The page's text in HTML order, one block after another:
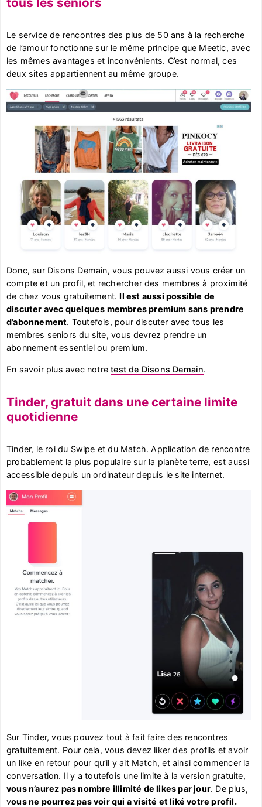
Le service de rencontres des plus de 50 ans à la recherche
de l’amour fonctionne sur le même principe que Meetic, avec
les mêmes avantages et inconvénients. C’est normal, ces
deux sites appartiennent au même groupe.
Donc, sur Disons Demain, vous pouvez aussi vous créer un
compte et un profil, et rechercher des membres à proximité
de chez vous gratuitement. Il est aussi possible de
discuter avec quelques membres premium sans prendre
d’abonnement. Toutefois, pour discuter avec tous les
membres seniors du site, vous devrez prendre un
abonnement essentiel ou premium.
En savoir plus avec notretest de Disons Demain.
Tinder, gratuit dans une certaine limite
quotidienne
Tinder, le roi du Swipe et du Match. Application de rencontre
probablement la plus populaire sur la planète terre, est aussi
accessible depuis un ordinateur depuis le site internet.
Sur Tinder, vous pouvez tout à fait faire des rencontres
gratuitement. Pour cela, vous devez liker des profils et avoir
un like en retour pour qu’il y ait Match, et ainsi commencer la
conversation. Il y a toutefois une limite à la version gratuite,
vous n’aurez pas nombre illimité de likes par jour. De plus,
vous ne pourrez pas voir qui a visité et liké votre profil.